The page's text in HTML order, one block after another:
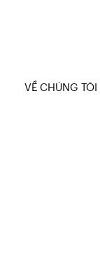
VỀ CHÚNG TÔI